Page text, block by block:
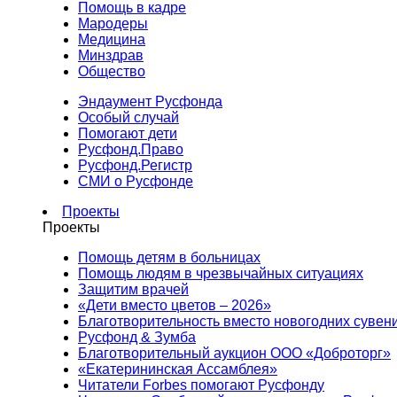
Помощь в кадре
Мародеры
Медицина
Минздрав
Общество
Эндаумент Русфонда
Особый случай
Помогают дети
Русфонд.Право
Русфонд.Регистр
СМИ о Русфонде
Проекты
Проекты
Помощь детям в больницах
Помощь людям в чрезвычайных ситуациях
Защитим врачей
«Дети вместо цветов – 2026»
Благотворительность вместо новогодних
Русфонд & Зумба
Благотворительный аукцион ООО «Доброторг»
«Екатерининская Ассамблея»
Читатели Forbes помогают Русфонду